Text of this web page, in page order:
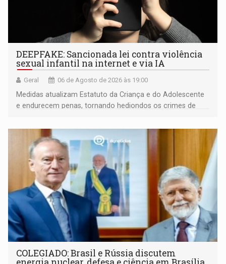
DEEPFAKE: Sancionada lei contra violência
sexual infantil na internet e via IA
Geral 06 de Agosto de 2026 às 19:00
Medidas atualizam Estatuto da Criança e do Adolescente
e endurecem penas, tornando hediondos os crimes de
COLEGIADO: Brasil e Rússia discutem